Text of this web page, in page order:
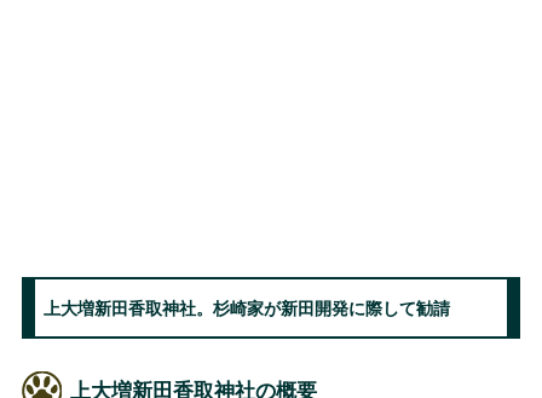
上大増新田香取神社。杉崎家が新田開発に際して勧請
上大増新田香取神社の概要